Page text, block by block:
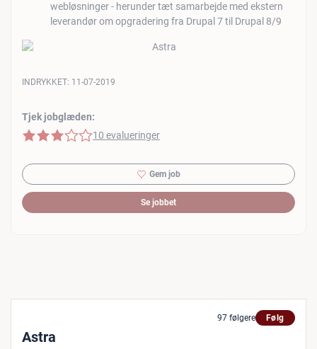
webløsninger - herunder tæt samarbejde med ekstern
leverandør om opgradering fra Drupal 7 til Drupal 8/9
Tjek jobglæden:
3 af 5 stjerner
10 evalueringer
INDRYKKET: 11-07-2019
Gem job
Se jobbet
97 følgere Følg
Astra